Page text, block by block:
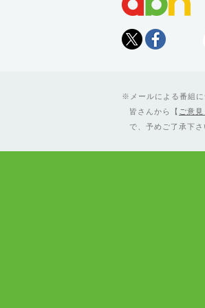
Tweet
メールによる番組
皆さんから【 ご意
で、予めご了承下さ